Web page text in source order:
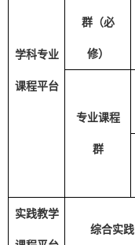
学科专业
课程平台
群（必
修）
专业课程
群
实践教学
综合实践